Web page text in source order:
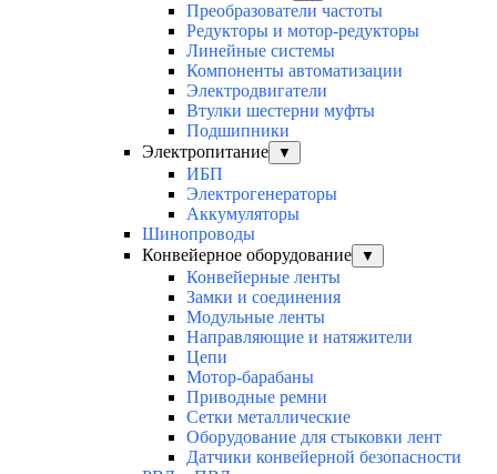
Преобразователи частоты
Редукторы и мотор-редукторы
Линейные системы
Компоненты автоматизации
Электродвигатели
Втулки шестерни муфты
Подшипники
Электропитание
▼
ИБП
Электрогенераторы
Аккумуляторы
Шинопроводы
Конвейерное оборудование
▼
Конвейерные ленты
Замки и соединения
Модульные ленты
Направляющие и натяжители
Цепи
Мотор-барабаны
Приводные ремни
Сетки металлические
Оборудование для стыковки лент
Датчики конвейерной безопасности